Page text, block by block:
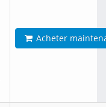
Acheter